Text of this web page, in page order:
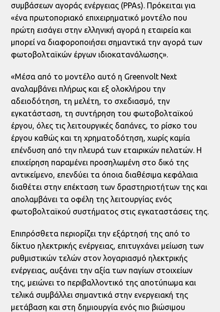
συμβάσεων αγοράς ενέργειας (PPAs). Πρόκειται για
«ένα πρωτοποριακό επιχειρηματικό μοντέλο που
πρώτη εισάγει στην ελληνική αγορά η εταιρεία και
μπορεί να διαφοροποιήσει σημαντικά την αγορά των
φωτοβολταϊκών έργων ιδιοκατανάλωσης».
«Μέσα από το μοντέλο αυτό η Greenvolt Next
αναλαμβάνει πλήρως και εξ ολοκλήρου την
αδειοδότηση, τη μελέτη, το σχεδιασμό, την
εγκατάσταση, τη συντήρηση του φωτοβολταϊκού
έργου, όλες τις λειτουργικές δαπάνες, το ρίσκο του
έργου καθώς και τη χρηματοδότηση, χωρίς καμία
επένδυση από την πλευρά των εταιρικών πελατών. Η
επιχείρηση παραμένει προσηλωμένη στο δικό της
αντικείμενο, επενδύει τα όποια διαθέσιμα κεφάλαια
διαθέτει στην επέκταση των δραστηριοτήτων της και
απολαμβάνει τα οφέλη της λειτουργίας ενός
φωτοβολταϊκού συστήματος στις εγκαταστάσεις της.
Επιπρόσθετα περιορίζει την εξάρτησή της από το
δίκτυο ηλεκτρικής ενέργειας, επιτυγχάνει μείωση των
ρυθμιστικών τελών στον λογαριασμό ηλεκτρικής
ενέργειας, αυξάνει την αξία των παγίων στοιχείων
της, μειώνει το περιβαλλοντικό της αποτύπωμα και
τελικά συμβάλλει σημαντικά στην ενεργειακή της
μετάβαση και στη δημιουργία ενός πιο βιώσιμου